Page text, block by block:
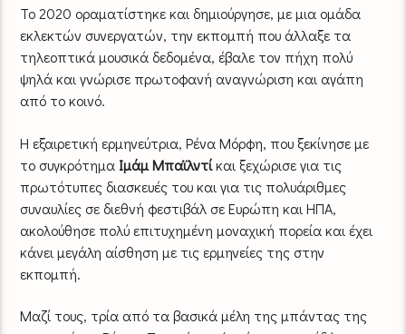
Το 2020 οραματίστηκε και δημιούργησε, με μια ομάδα
εκλεκτών συνεργατών, την εκπομπή που άλλαξε τα
τηλεοπτικά μουσικά δεδομένα, έβαλε τον πήχη πολύ
ψηλά και γνώρισε πρωτοφανή αναγνώριση και αγάπη
από το κοινό.
Η εξαιρετική ερμηνεύτρια, Ρένα Μόρφη, που ξεκίνησε με
το συγκρότημα Ιμάμ Μπαϊλντίκαι ξεχώρισε για τις
πρωτότυπες διασκευές του και για τις πολυάριθμες
συναυλίες σε διεθνή φεστιβάλ σε Ευρώπη και ΗΠΑ,
ακολούθησε πολύ επιτυχημένη μοναχική πορεία και έχει
κάνει μεγάλη αίσθηση με τις ερμηνείες της στην
εκπομπή.
Μαζί τους, τρία από τα βασικά μέλη της μπάντας της